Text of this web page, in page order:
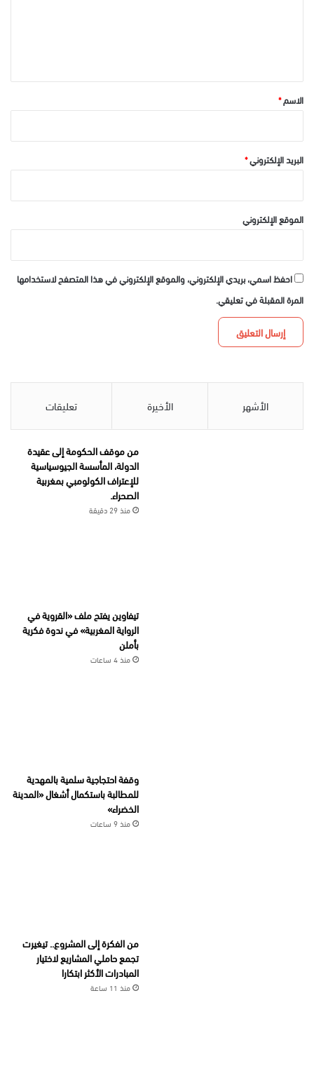
*الاسم*
البريد الإلكتروني*
الموقع الإلكتروني
احفظ اسمي، بريدي الإلكتروني، والموقع الإلكتروني في هذا المتصفح لاستخدامها
المرة المقبلة في تعليقي.
الأشهر الأخيرة تعليقات
من موقف الحكومة إلى عقيدة
الدولة، المأسسة الجيوسياسية
للإعتراف الكولومبي بمغربية
الصحراء.
منذ 29 دقيقة
تيفاوين يفتح ملف «القروية في
الرواية المغربية» في ندوة فكرية
بأملن
منذ 4 ساعات
وقفة احتجاجية سلمية بالمهدية
للمطالبة باستكمال أشغال «المدينة
الخضراء»
منذ 9 ساعات
من الفكرة إلى المشروع.. تيغيرت
تجمع حاملي المشاريع لاختيار
المبادرات الأكثر ابتكارا
منذ 11 ساعة